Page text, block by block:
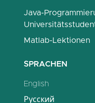
Java-
Matlab-Lektionen
SPRACHEN
English
Русский